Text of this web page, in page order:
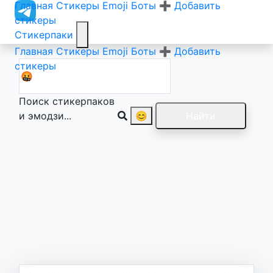
Стикерпаки
Главная Стикеры Emoji Боты ➕ Добавить
стикеры
Главная Стикеры Emoji Боты ➕ Добавить
стикеры
Поиск стикерпаков
и эмодзи...
😊